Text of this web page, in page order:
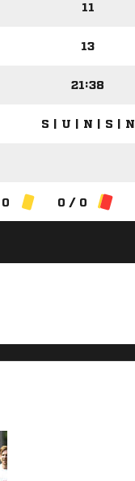
11
13
21:38
S | U | N | S | N
0 / 0